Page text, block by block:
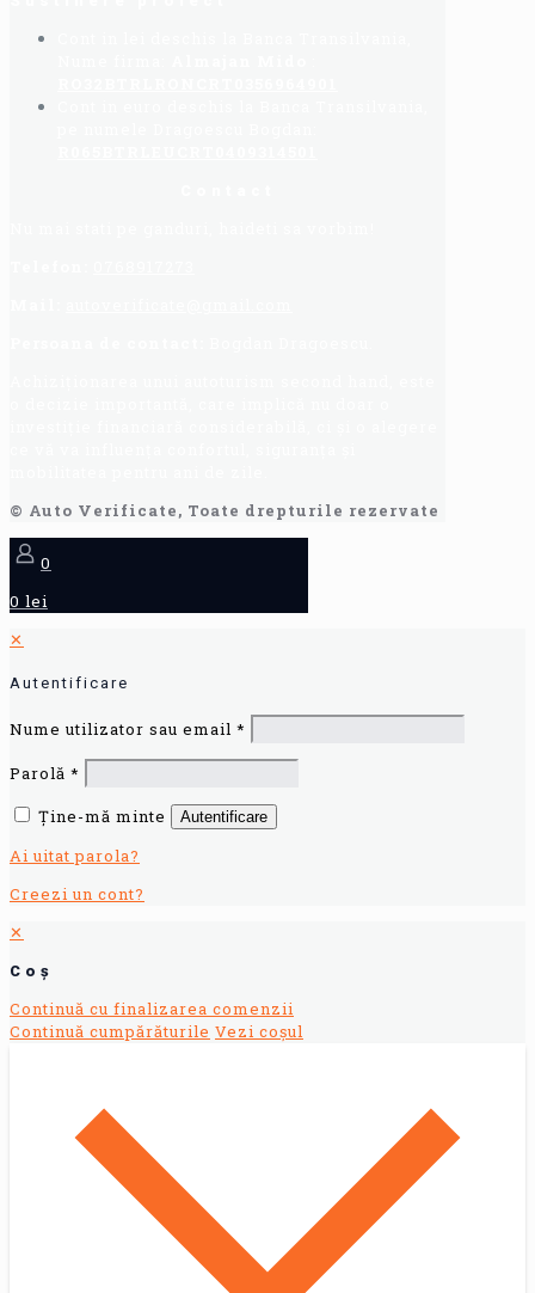
© Auto Verificate, Toate drepturile rezervate
0
0 lei
✕
Autentificare
Nume utilizator sau email *
Parolă *
Ține-mă minte
Autentificare
Ai uitat parola?
Creezi un cont?
✕
Coș
Continuă cu finalizarea comenzii
Continuă cumpărăturile Vezi coșul